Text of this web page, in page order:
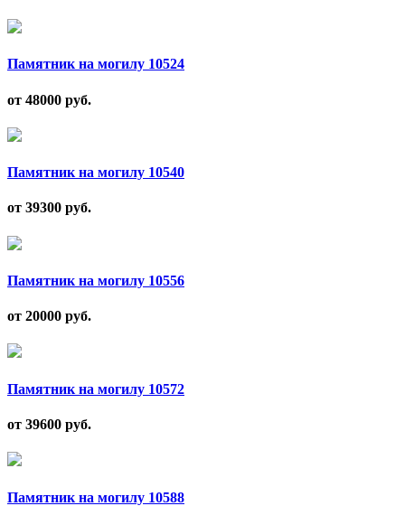
Памятник на могилу 10524
от 48000 руб.
Памятник на могилу 10540
от 39300 руб.
Памятник на могилу 10556
от 20000 руб.
Памятник на могилу 10572
от 39600 руб.
Памятник на могилу 10588